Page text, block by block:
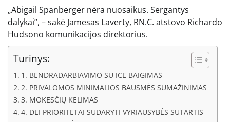
„Abigail Spanberger nėra nuosaikus. Sergantys
dalykai”, – sakė Jamesas Laverty, RN.C. atstovo Richardo
Hudsono komunikacijos direktorius.
Turinys:
1. BENDRADARBIAVIMO SU ICE BAIGIMAS
2. PRIVALOMOS MINIMALIOS BAUSMĖS SUMAŽINIMAS
3. MOKESČIŲ KELIMAS
4. DEI PRIORITETAI SUDARYTI VYRIAUSYBĖS SUTARTIS